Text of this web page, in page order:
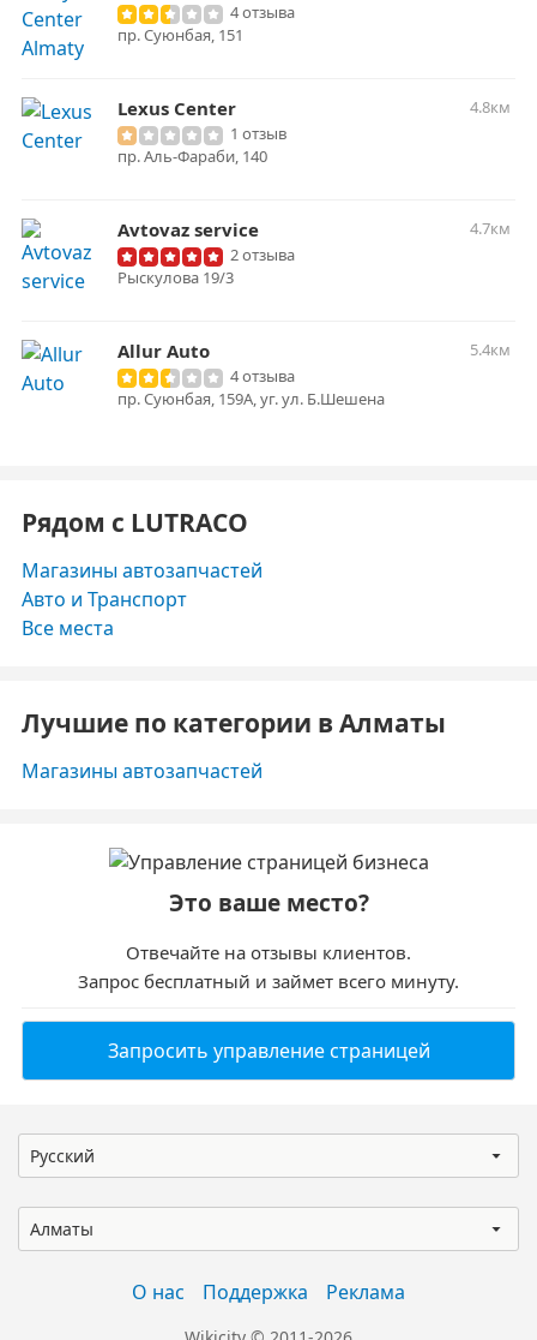
4 отзыва
пр. Суюнбая, 151
Lexus Center
4.8км
1 отзыв
пр. Аль-Фараби, 140
Avtovaz service
4.7км
2 отзыва
Рыскулова 19/3
Allur Auto
5.4км
4 отзыва
пр. Суюнбая, 159А, уг. ул. Б.Шешена
Рядом с LUTRACO
Магазины автозапчастей
Авто и Транспорт
Все места
Лучшие по категории в Алматы
Магазины автозапчастей
Это ваше место?
Отвечайте на отзывы клиентов.
Запрос бесплатный и займет всего минуту.
Запросить управление страницей
Русский
Алматы
О нас Поддержка Реклама